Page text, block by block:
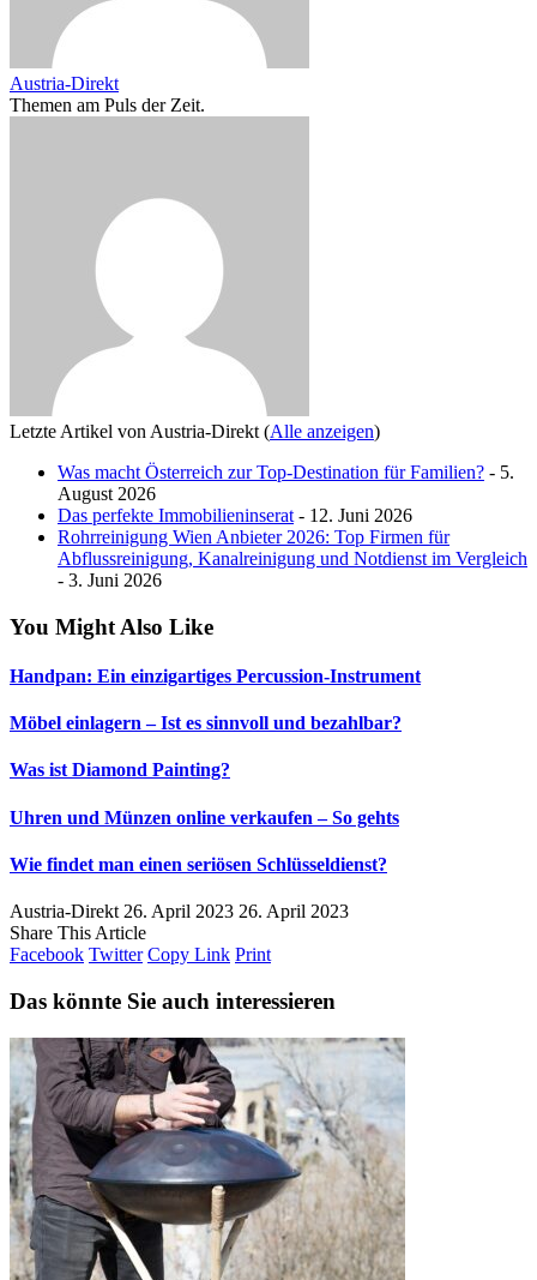
Austria-Direkt
Themen am Puls der Zeit.
Letzte Artikel von Austria-Direkt (Alle anzeigen)
Was macht Österreich zur Top-Destination für Familien? - 5.
August 2026
Das perfekte Immobilieninserat - 12. Juni 2026
Rohrreinigung Wien Anbieter 2026: Top Firmen für
Abflussreinigung, Kanalreinigung und Notdienst im Vergleich
- 3. Juni 2026
You Might Also Like
Handpan: Ein einzigartiges Percussion-Instrument
Möbel einlagern – Ist es sinnvoll und bezahlbar?
Was ist Diamond Painting?
Uhren und Münzen online verkaufen – So gehts
Wie findet man einen seriösen Schlüsseldienst?
Austria-Direkt 26. April 2023 26. April 2023
Share This Article
Facebook Twitter Copy Link Print
Das könnte Sie auch interessieren